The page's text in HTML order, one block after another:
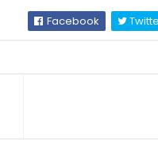
Facebook